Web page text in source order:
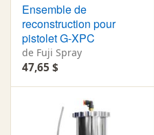
Ensemble de
reconstruction pour
pistolet G-XPC
de Fuji Spray
47,65 $